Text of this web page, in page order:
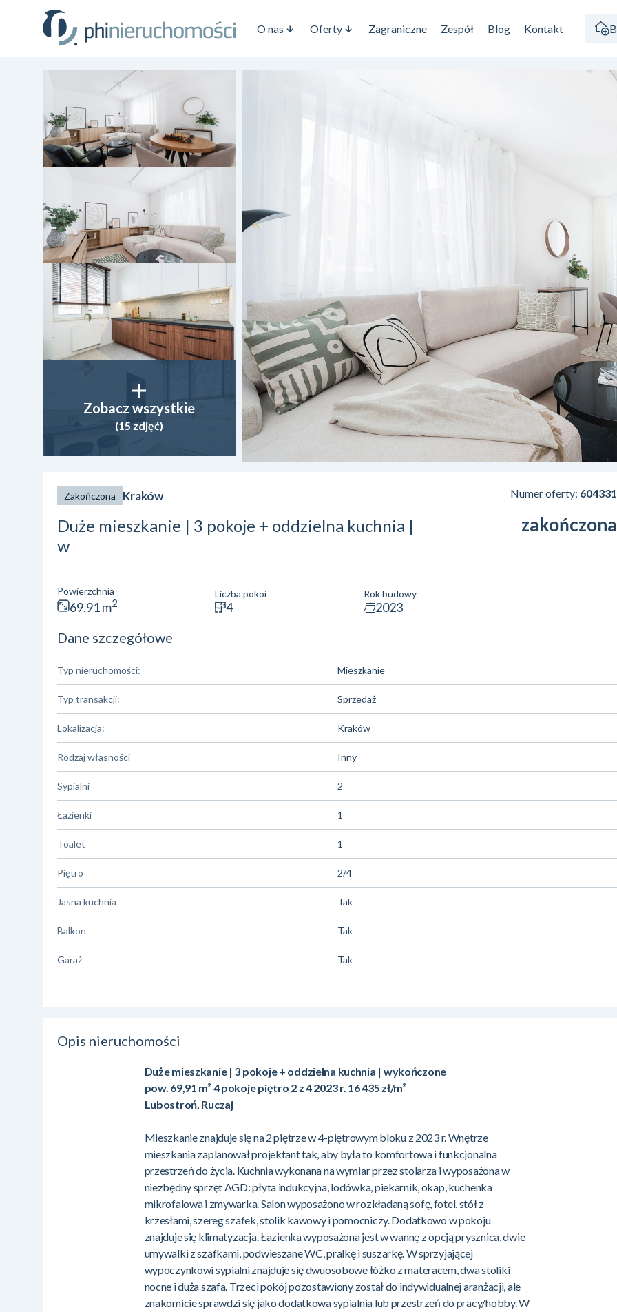
O nas Oferty Zagraniczne Zespół Blog Kontakt
Zobacz wszystkie
(15 zdjęć)
Zakończona Kraków
Duże mieszkanie | 3 pokoje + oddzielna kuchnia |
w
Powierzchnia
69.91 m2
Liczba pokoi
4
Rok budowy
2023
Numer oferty: 604331
zakończona
Dane szczegółowe
Typ nieruchomości: Mieszkanie
Typ transakcji: Sprzedaż
Lokalizacja: Kraków
Rodzaj własności Inny
Sypialni 2
Łazienki 1
Toalet 1
Piętro 2/4
Jasna kuchnia Tak
Balkon Tak
Garaż Tak
Opis nieruchomości
Duże mieszkanie | 3 pokoje + oddzielna kuchnia | wykończone
pow. 69,91 m² 4 pokoje piętro 2 z 4 2023 r. 16 435 zł/m²
Lubostroń, Ruczaj
Mieszkanie znajduje się na 2 piętrze w 4-piętrowym bloku z 2023 r. Wnętrze
mieszkania zaplanował projektant tak, aby była to komfortowa i funkcjonalna
przestrzeń do życia. Kuchnia wykonana na wymiar przez stolarza i wyposażona w
niezbędny sprzęt AGD: płyta indukcyjna, lodówka, piekarnik, okap, kuchenka
mikrofalowa i zmywarka. Salon wyposażono w rozkładaną sofę, fotel, stół z
krzesłami, szereg szafek, stolik kawowy i pomocniczy. Dodatkowo w pokoju
znajduje się klimatyzacja. Łazienka wyposażona jest w wannę z opcją prysznica, dwie
umywalki z szafkami, podwieszane WC, pralkę i suszarkę. W sprzyjającej
wypoczynkowi sypialni znajduje się dwuosobowe łóżko z materacem, dwa stoliki
nocne i duża szafa. Trzeci pokój pozostawiony został do indywidualnej aranżacji, ale
znakomicie sprawdzi się jako dodatkowa sypialnia lub przestrzeń do pracy/hobby. W